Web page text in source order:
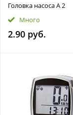
Головка насоса А 2
Много
2.90 руб.